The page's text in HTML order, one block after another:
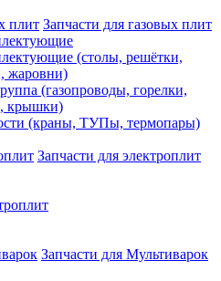
Запчасти для газовых плит
(столы, решётки,
жаровни)
(газопроводы, горелки,
крышки)
(краны, ТУПы, термопары)
Запчасти для электроплит
Запчасти для Мультиварок